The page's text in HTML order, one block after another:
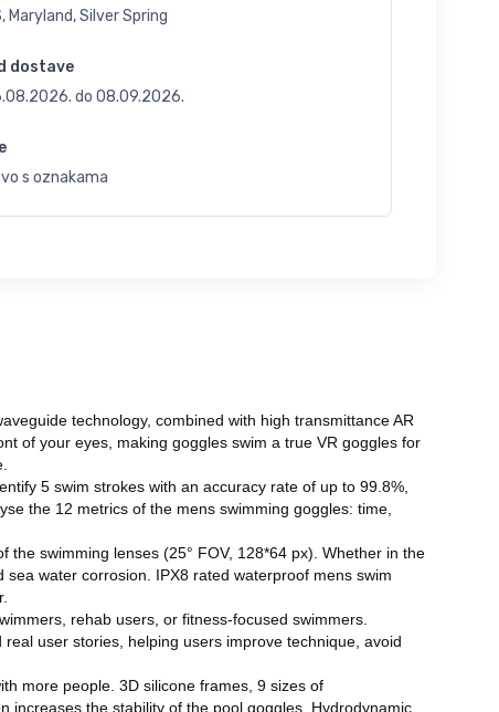
Maryland, Silver Spring
dostave
do 08.09.2026.
s oznakama